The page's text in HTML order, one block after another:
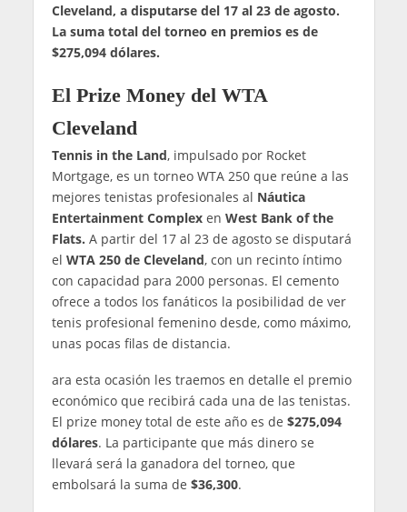
Cleveland, a disputarse del 17 al 23 de agosto.
La suma total del torneo en premios es de
$275,094 dólares.
El Prize Money del WTA
Cleveland
Tennis in the Land, impulsado por Rocket
Mortgage, es un torneo WTA 250 que reúne a las
mejores tenistas profesionales al Náutica
Entertainment Complexen West Bank of the
Flats. A partir del 17 al 23 de agosto se disputará
el WTA 250 de Cleveland, con un recinto íntimo
con capacidad para 2000 personas. El cemento
ofrece a todos los fanáticos la posibilidad de ver
tenis profesional femenino desde, como máximo,
unas pocas filas de distancia.
ara esta ocasión les traemos en detalle el premio
económico que recibirá cada una de las tenistas.
El prize money total de este año es de $275,094
dólares. La participante que más dinero se
llevará será la ganadora del torneo, que
embolsará la suma de $36,300.